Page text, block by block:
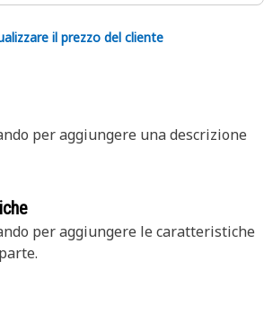
il prezzo del cliente
per aggiungere una descrizione
per aggiungere le caratteristiche